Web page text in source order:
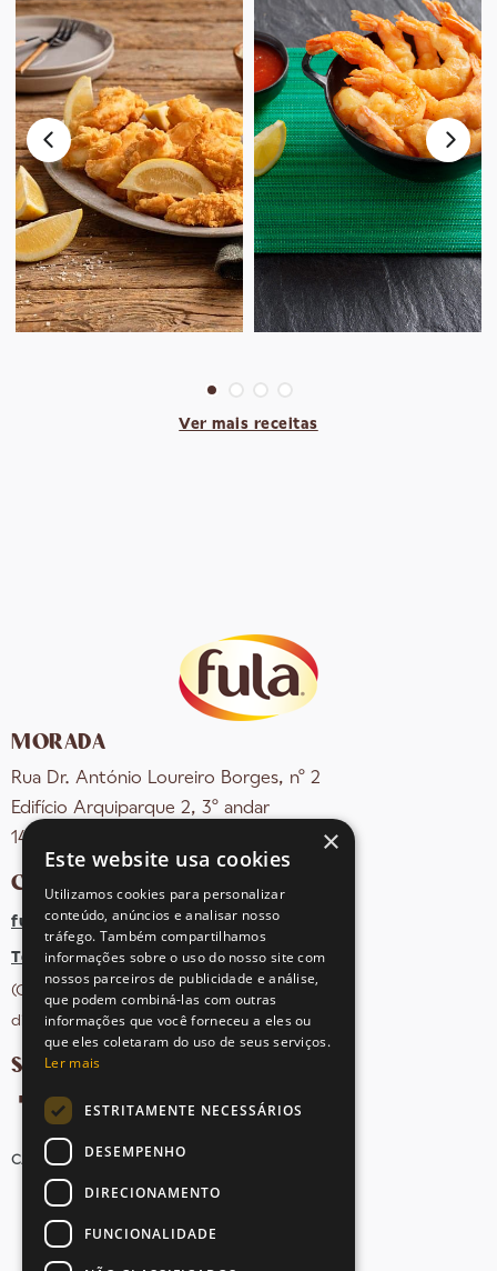
Ver mais receitas
MORADA
Rua Dr. António Loureiro Borges, nº 2
Edifício Arquiparque 2, 3º andar
1495-131 Algés - Portugal
CONTACTOS
fula@sovena.pt
Tel: +351 21 412 93 36
(Chamada para rede fixa nacional;
dias úteis das 10h às 17h)
SIGA-NOS NAS REDES SOCIAIS
CANDIDATURAS AVISOS LEGAIS
×
Este website usa cookies
Utilizamos cookies para personalizar
conteúdo, anúncios e analisar nosso
tráfego. Também compartilhamos
informações sobre o uso do nosso site com
nossos parceiros de publicidade e análise,
que podem combiná-las com outras
informações que você forneceu a eles ou
que eles coletaram do uso de seus serviços.
Ler mais
ESTRITAMENTE NECESSÁRIOS
DESEMPENHO
DIRECIONAMENTO
FUNCIONALIDADE